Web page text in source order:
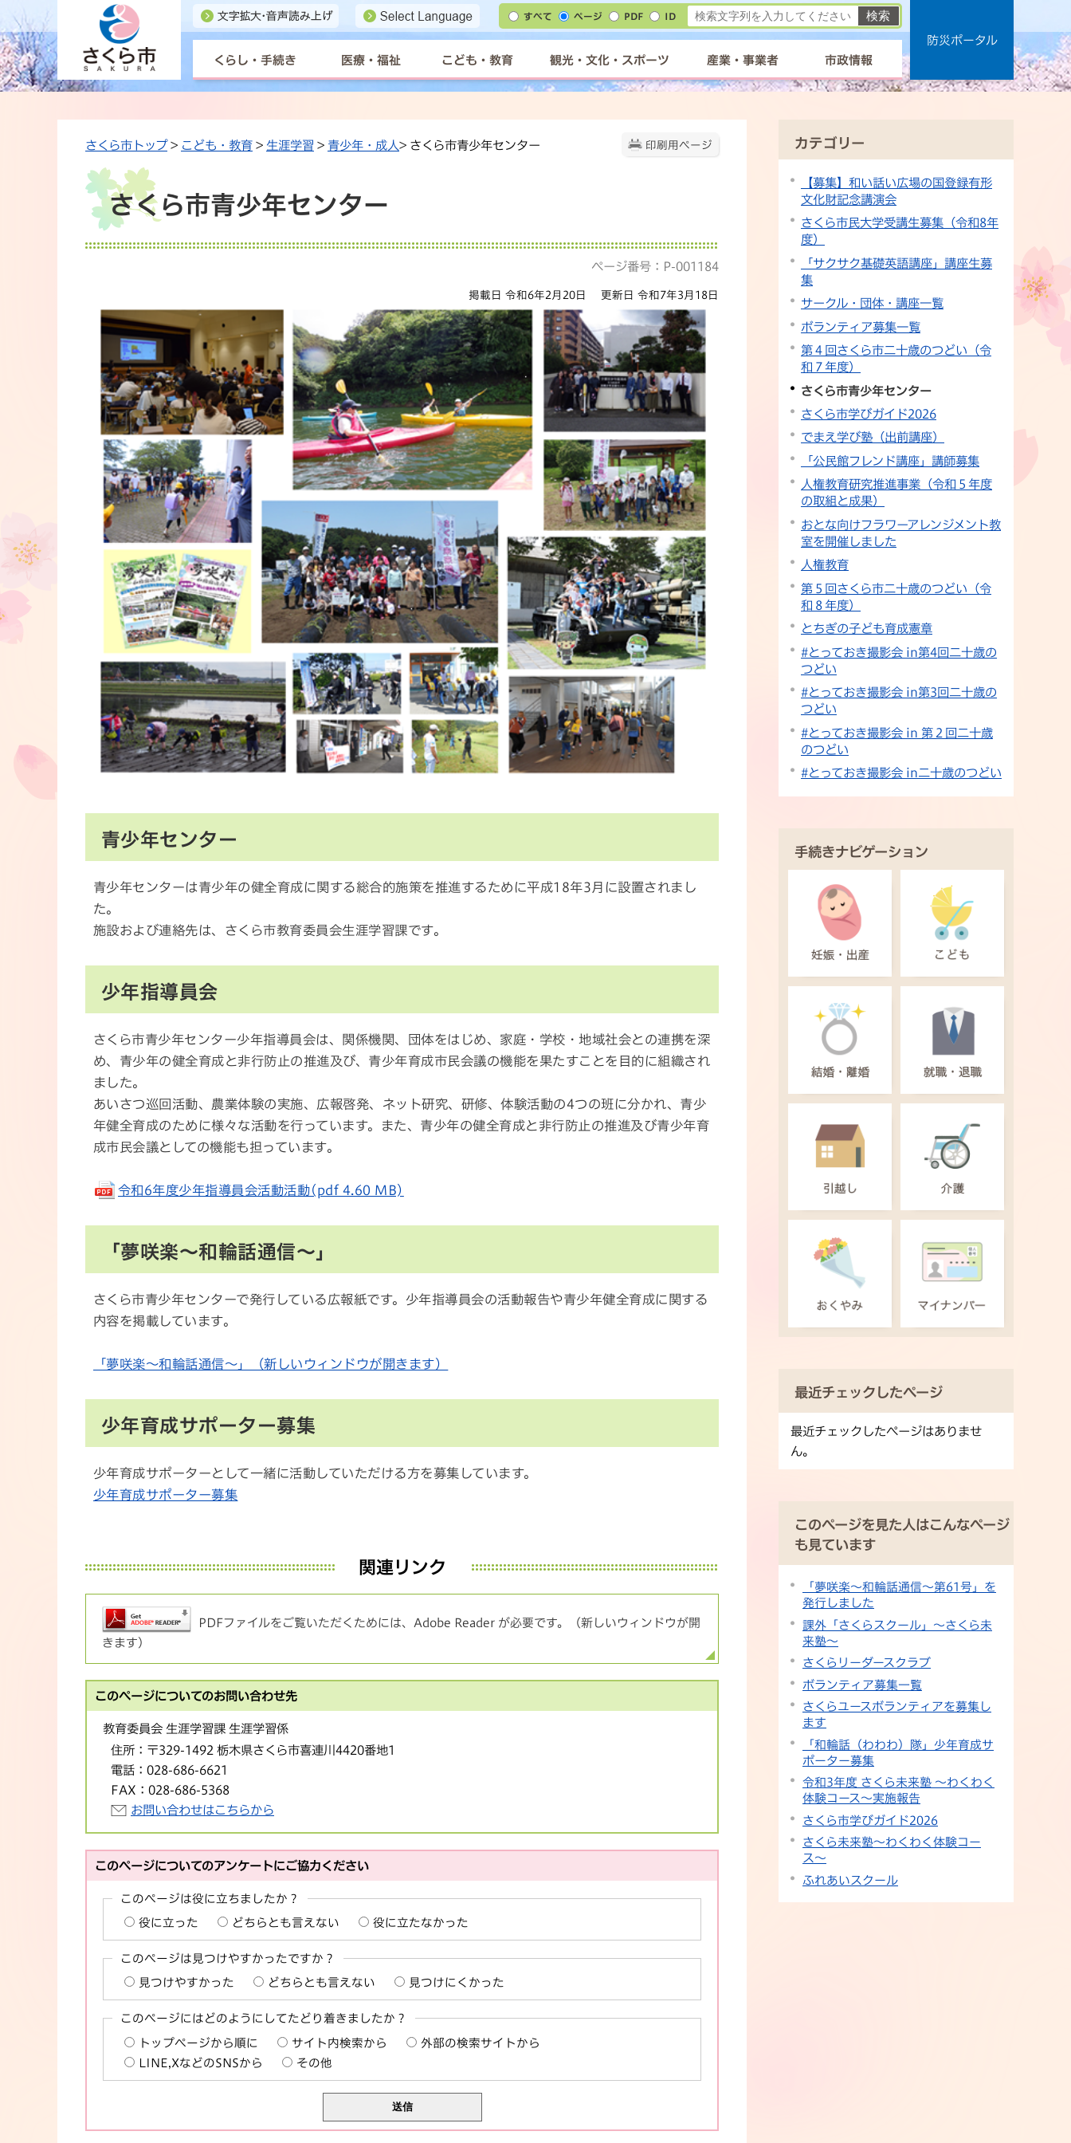
すべて ページ PDF ID
くらし・手続き 医療・福祉 こども・教育 観光・文化・スポーツ 産業・事業者 市政情報
防災ポータル
印刷用ページ
さくら市トップ> こども・教育 > 生涯学習 > 青少年・成人> さくら市青少年センター
さくら市青少年センター
ページ番号：P-001184
掲載日 令和6年2月20日 更新日 令和7年3月18日
青少年センター
青少年センターは青少年の健全育成に関する総合的施策を推進するために平成18年3月に設置されまし
た。
施設および連絡先は、さくら市教育委員会生涯学習課です。
少年指導員会
さくら市青少年センター少年指導員会は、関係機関、団体をはじめ、家庭・学校・地域社会との連携を深
め、青少年の健全育成と非行防止の推進及び、青少年育成市民会議の機能を果たすことを目的に組織され
ました。
あいさつ巡回活動、農業体験の実施、広報啓発、ネット研究、研修、体験活動の4つの班に分かれ、青少
年健全育成のために様々な活動を行っています。また、青少年の健全育成と非行防止の推進及び青少年育
成市民会議としての機能も担っています。
令和6年度少年指導員会活動活動(pdf 4.60 MB)
「夢咲楽～和輪話通信～」
さくら市青少年センターで発行している広報紙です。少年指導員会の活動報告や青少年健全育成に関する
内容を掲載しています。
「夢咲楽～和輪話通信～」（新しいウィンドウが開きます）
少年育成サポーター募集
少年育成サポーターとして一緒に活動していただける方を募集しています。
少年育成サポーター募集
関連リンク
PDFファイルをご覧いただくためには、Adobe Reader が必要です。（新しいウィンドウが開
きます）
このページについてのお問い合わせ先
教育委員会 生涯学習課 生涯学習係
住所： 〒329-1492 栃木県さくら市喜連川4420番地1
電話： 028-686-6621
FAX： 028-686-5368
お問い合わせはこちらから
このページについてのアンケートにご協力ください
このページは役に立ちましたか？
役に立った どちらとも言えない 役に立たなかった
このページは見つけやすかったですか？
見つけやすかった どちらとも言えない 見つけにくかった
このページにはどのようにしてたどり着きましたか？
トップページから順に サイト内検索から
外部の検索サイトから
LINE,XなどのSNSから
その他
カテゴリー
【募集】和い話い広場の国登録有形
文化財記念講演会
さくら市民大学受講生募集（令和8年
度）
「サクサク基礎英語講座」講座生募
集
サークル・団体・講座一覧
ボランティア募集一覧
第４回さくら市二十歳のつどい（令
和７年度）
さくら市青少年センター
さくら市学びガイド2026
でまえ学び塾（出前講座）
「公民館フレンド講座」講師募集
人権教育研究推進事業（令和５年度
の取組と成果）
おとな向けフラワーアレンジメント教
室を開催しました
人権教育
第５回さくら市二十歳のつどい（令
和８年度）
とちぎの子ども育成憲章
#とっておき撮影会 in第4回二十歳の
つどい
#とっておき撮影会 in第3回二十歳の
つどい
#とっておき撮影会 in 第２回二十歳
のつどい
#とっておき撮影会 in二十歳のつどい
手続きナビゲーション
最近チェックしたページ
最近チェックしたページはありませ
ん。
このページを見た人はこんなページ
も見ています
「夢咲楽～和輪話通信～第61号」を
発行しました
課外「さくらスクール」〜さくら未
来塾〜
さくらリーダースクラブ
ボランティア募集一覧
さくらユースボランティアを募集し
ます
「和輪話（わわわ）隊」少年育成サ
ポーター募集
令和3年度 さくら未来塾 〜わくわく
体験コース〜実施報告
さくら市学びガイド2026
さくら未来塾〜わくわく体験コー
ス〜
ふれあいスクール